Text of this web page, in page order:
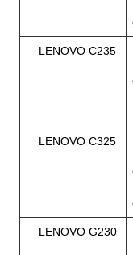
LENOVO C235
LENOVO C325
LENOVO G230